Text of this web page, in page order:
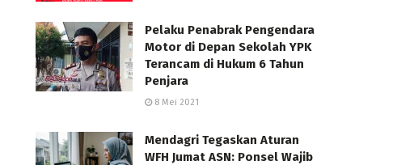
Pelaku Penabrak Pengendara
Motor di Depan Sekolah YPK
Terancam di Hukum 6 Tahun
Penjara
8 Mei 2021
Mendagri Tegaskan Aturan
WFH Jumat ASN: Ponsel Wajib